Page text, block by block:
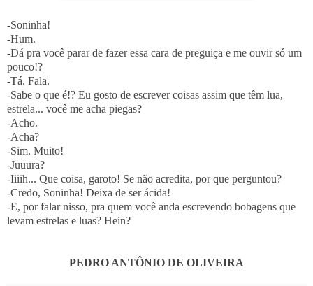
-Soninha!
-Hum.
-Dá pra você parar de fazer essa cara de preguiça e me ouvir só um
pouco!?
-Tá. Fala.
-Sabe o que é!? Eu gosto de escrever coisas assim que têm lua,
estrela... você me acha piegas?
-Acho.
-Acha?
-Sim. Muito!
-Juuura?
-Iiiih... Que coisa, garoto! Se não acredita, por que perguntou?
-Credo, Soninha! Deixa de ser ácida!
-E, por falar nisso, pra quem você anda escrevendo bobagens que
levam estrelas e luas? Hein?
PEDRO ANTÔNIO DE OLIVEIRA